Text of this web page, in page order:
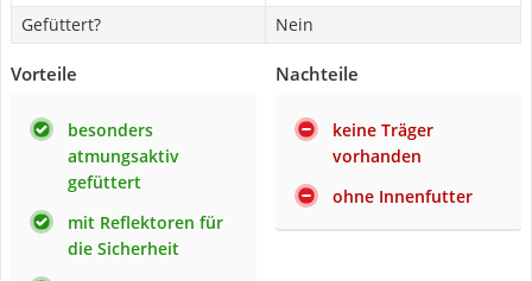
Gefüttert?
Nein
Vorteile
besonders
atmungsaktiv
gefüttert
mit Reflektoren für
die Sicherheit
Nachteile
keine Träger
vorhanden
ohne Innenfutter